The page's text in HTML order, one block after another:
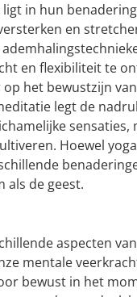
in hun
en
en flexibiliteit te
het bewustzijn
legt de
sensaties,
Hoewel
als de geest.
aspecten
mentale
bewust in het